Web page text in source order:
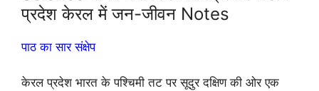
प्रदेश केरल में जन-जीवन Notes
पाठ का सार संक्षेप
केरल प्रदेश भारत के पश्चिमी तट पर सूदुर दक्षिण की ओर एक